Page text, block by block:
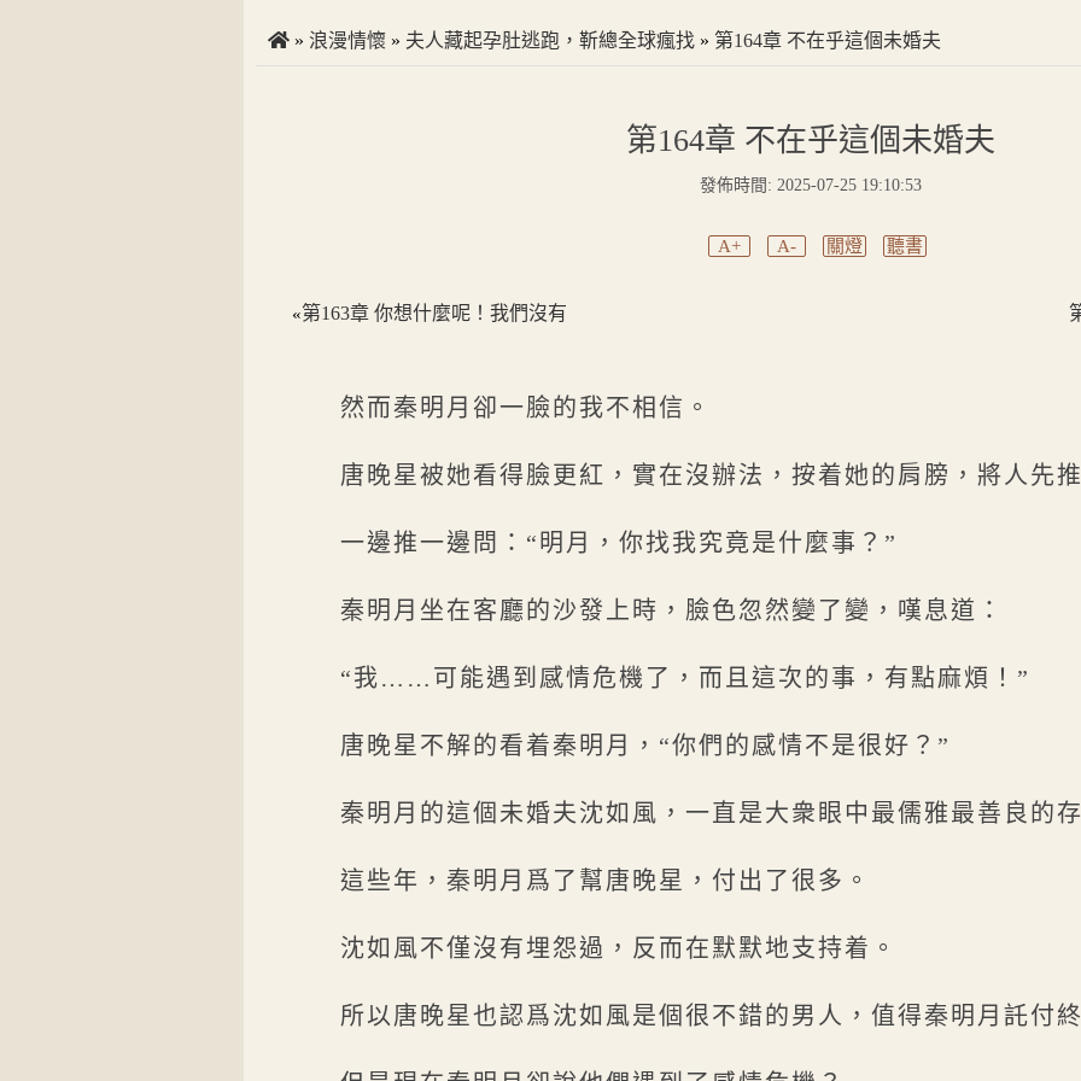
» 浪漫情懷 » 夫人藏起孕肚逃跑，靳總全球瘋找 » 第164章 不在乎這個未婚夫
第164章 不在乎這個未婚夫
發佈時間: 2025-07-25 19:10:53
A+ A- 關燈 聽書
«第163章 你想什麼呢！我們沒有
然而秦明月卻一臉的我不相信。
唐晚星被她看得臉更紅，實在沒辦法，按着她的肩膀，將人先推
一邊推一邊問：“明月，你找我究竟是什麼事？”
秦明月坐在客廳的沙發上時，臉色忽然變了變，嘆息道：
“我……可能遇到感情危機了，而且這次的事，有點麻煩！”
唐晚星不解的看着秦明月，“你們的感情不是很好？”
秦明月的這個未婚夫沈如風，一直是大衆眼中最儒雅最善良的存
這些年，秦明月爲了幫唐晚星，付出了很多。
沈如風不僅沒有埋怨過，反而在默默地支持着。
所以唐晚星也認爲沈如風是個很不錯的男人，值得秦明月託付終